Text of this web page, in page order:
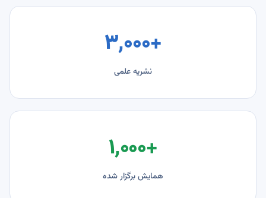
+۳٬۰۰۰
نشریه علمی
+۱٬۰۰۰
همایش برگزار شده